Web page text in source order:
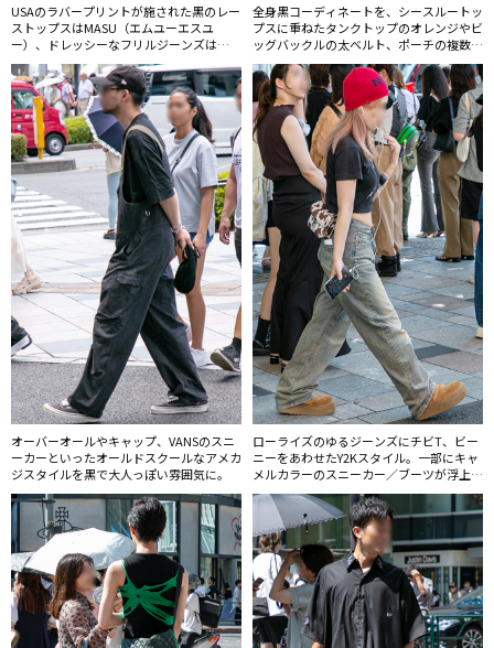
USAのラバープリントが施された黒のレー
ストップスはMASU（エムユーエスユ
ー）、ドレッシーなフリルジーンズは
ERL（イーアールエル）のもの。男性にも
シースルー素材が着用されるようになりコ
ーディネートの幅が広がっている。
全身黒コーディネートを、シースルートッ
プスに重ねたタンクトップのオレンジやビ
ッグバックルの太ベルト、ポーチの複数付
けなどでアレンジ。主張のあるベルトが増
えている。
オーバーオールやキャップ、VANSのスニ
ーカーといったオールドスクールなアメカ
ジスタイルを黒で大人っぽい雰囲気に。
ローライズのゆるジーンズにチビT、ビー
ニーをあわせたY2Kスタイル。一部にキャ
メルカラーのスニーカー／ブーツが浮上し
ていた。